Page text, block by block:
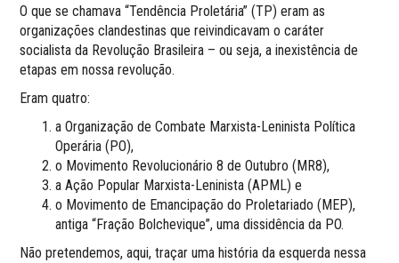
O que se chamava “Tendência Proletária” (TP) eram as
organizações clandestinas que reivindicavam o caráter
socialista da Revolução Brasileira – ou seja, a inexistência de
etapas em nossa revolução.
Eram quatro:
a Organização de Combate Marxista-Leninista Política
Operária (PO),
o Movimento Revolucionário 8 de Outubro (MR8),
a Ação Popular Marxista-Leninista (APML) e
o Movimento de Emancipação do Proletariado (MEP),
antiga “Fração Bolchevique”, uma dissidência da PO.
Não pretendemos, aqui, traçar uma história da esquerda nessa